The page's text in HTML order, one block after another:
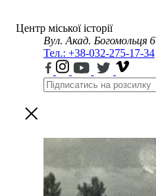
Центр міської історії
Вул. Акад. Богомольця 6
Тел.: +38-032-275-17-34